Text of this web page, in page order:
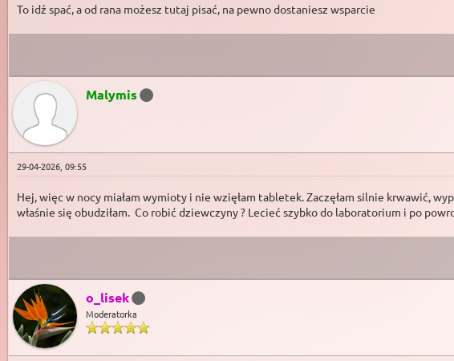
To idź spać, a od rana możesz tutaj pisać, na pewno dostaniesz wsparcie
Malymis
29-04-2026, 09:55
Hej, więc w nocy miałam wymioty i nie wzięłam tabletek. Zaczęłam silnie krwawić,
właśnie się obudziłam. Co robić dziewczyny ? Lecieć szybko do laboratorium i po
o_lisek
Moderatorka